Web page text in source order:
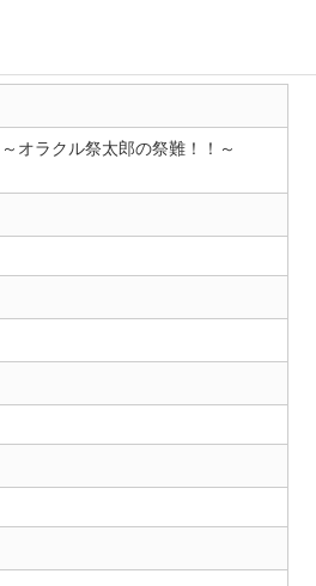
オラクル祭太郎の祭難！！～